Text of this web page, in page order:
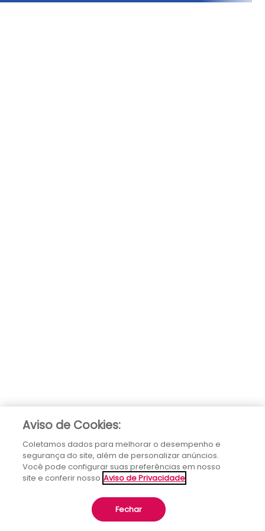
Aviso de Cookies:
Coletamos dados para melhorar o desempenho e
segurança do site, além de personalizar anúncios.
Você pode configurar suas preferências em nosso
site e conferir nosso Aviso de Privacidade
Fechar